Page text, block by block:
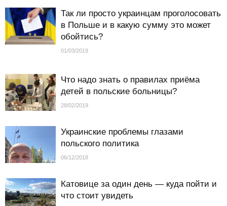
Так ли просто украинцам проголосовать
в Польше и в какую сумму это может
обойтись?
01/03/2019
Что надо знать о правилах приёма
детей в польские больницы?
28/02/2019
Украинские проблемы глазами
польского политика
06/12/2018
Катовице за один день — куда пойти и
что стоит увидеть